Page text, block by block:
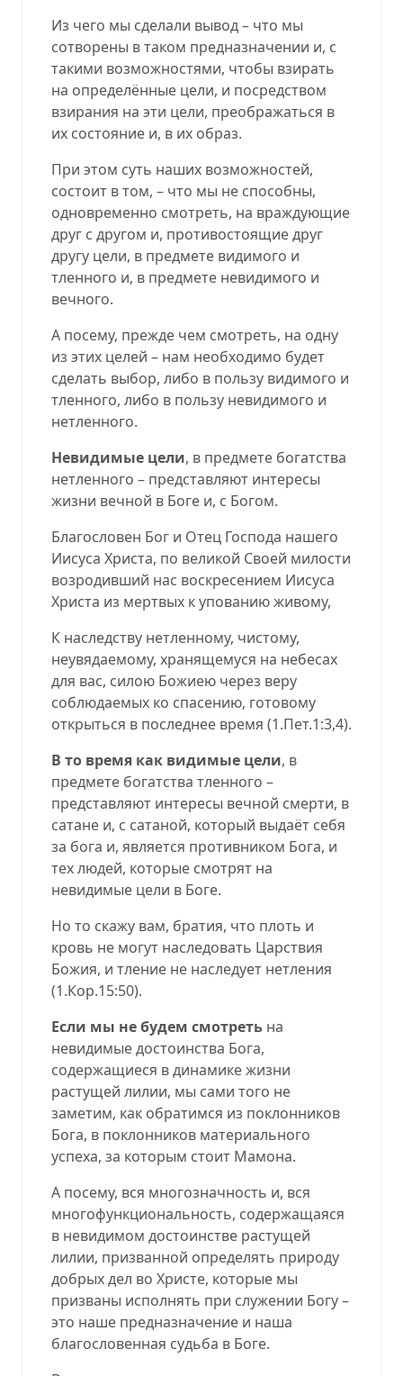
Из чего мы сделали вывод – что мы
сотворены в таком предназначении и, с
такими возможностями, чтобы взирать
на определённые цели, и посредством
взирания на эти цели, преображаться в
их состояние и, в их образ.
При этом суть наших возможностей,
состоит в том, – что мы не способны,
одновременно смотреть, на враждующие
друг с другом и, противостоящие друг
другу цели, в предмете видимого и
тленного и, в предмете невидимого и
вечного.
А посему, прежде чем смотреть, на одну
из этих целей – нам необходимо будет
сделать выбор, либо в пользу видимого и
тленного, либо в пользу невидимого и
нетленного.
Невидимые цели, в предмете богатства
нетленного – представляют интересы
жизни вечной в Боге и, с Богом.
Благословен Бог и Отец Господа нашего
Иисуса Христа, по великой Своей милости
возродивший нас воскресением Иисуса
Христа из мертвых к упованию живому,
К наследству нетленному, чистому,
неувядаемому, хранящемуся на небесах
для вас, силою Божиею через веру
соблюдаемых ко спасению, готовому
открыться в последнее время (1.Пет.1:3,4).
В то время как видимые цели, в
предмете богатства тленного –
представляют интересы вечной смерти, в
сатане и, с сатаной, который выдаёт себя
за бога и, является противником Бога, и
тех людей, которые смотрят на
невидимые цели в Боге.
Но то скажу вам, братия, что плоть и
кровь не могут наследовать Царствия
Божия, и тление не наследует нетления
(1.Кор.15:50).
Если мы не будем смотреть на
невидимые достоинства Бога,
содержащиеся в динамике жизни
растущей лилии, мы сами того не
заметим, как обратимся из поклонников
Бога, в поклонников материального
успеха, за которым стоит Мамона.
А посему, вся многозначность и, вся
многофункциональность, содержащаяся
в невидимом достоинстве растущей
лилии, призванной определять природу
добрых дел во Христе, которые мы
призваны исполнять при служении Богу –
это наше предназначение и наша
благословенная судьба в Боге.